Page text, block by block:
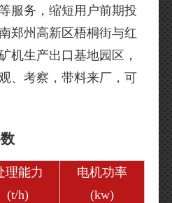
服务，缩短用户前期投
郑州高新区梧桐街与红
机生产出口基地园区，
、考察，带料来厂，可
理能力
(t/h)
电机功率
(kw)